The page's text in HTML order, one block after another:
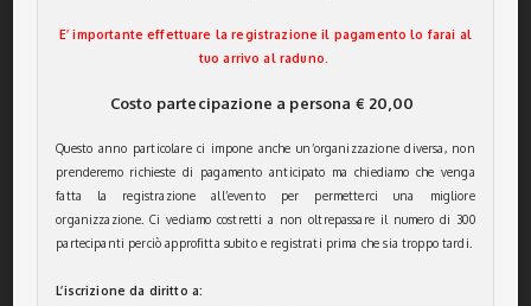
E’ importante effettuare la registrazione il pagamento lo farai al
tuo arrivo al raduno.
Costo partecipazione a persona € 20,00
Questo anno particolare ci impone anche un’organizzazione diversa, non
prenderemo richieste di pagamento anticipato ma chiediamo che venga
fatta la registrazione all’evento per permetterci una migliore
organizzazione. Ci vediamo costretti a non oltrepassare il numero di 300
partecipanti perciò approfitta subito e registrati prima che sia troppo tardi.
L’iscrizione da diritto a: